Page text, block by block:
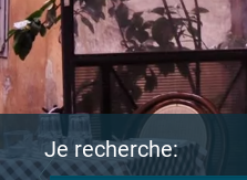
Je recherche: